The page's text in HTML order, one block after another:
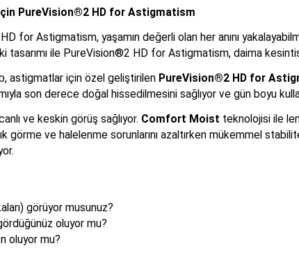
PureVision®2 HD for Astigmatism
for Astigmatism, yaşamın değerli olan her anını
ile PureVision®2 HD for Astigmatism, daima
astigmatlar için özel geliştirilen PureVision®2 HD for
son derece doğal hissedilmesini sağlıyor ve gün boyu
ve keskin görüş sağlıyor. Comfort Moist teknolojisi ile
ve halelenme sorunlarını azaltırken mükemmel
görüyor musunuz?
oluyor mu?
oluyor mu?